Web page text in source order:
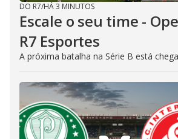
DO R7/HÁ 3 MINUTOS
Escale o seu time -
R7 Esportes
A próxima batalha na Série B está